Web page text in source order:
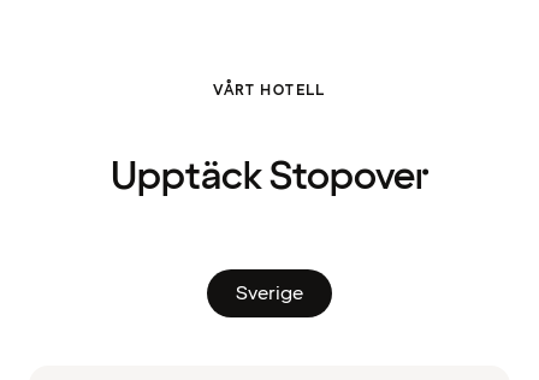
VÅRT HOTELL
Upptäck Stopover
Sverige